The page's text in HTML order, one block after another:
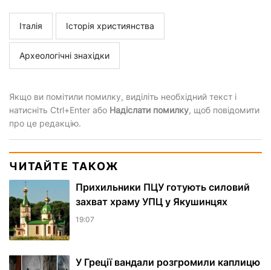
Італія Історія християнства
Археологічні знахідки
Якщо ви помітили помилку, виділіть необхідний текст і
натисніть Ctrl+Enter або Надіслати помилку, щоб повідомити
про це редакцію.
ЧИТАЙТЕ ТАКОЖ
Прихильники ПЦУ готують силовий
захват храму УПЦ у Якушинцях
19:07
У Греції вандали розгромили каплицю